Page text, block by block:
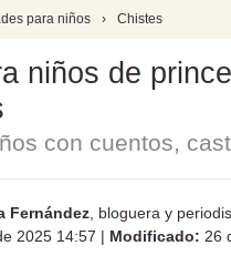
para niños › Chistes
niños de
con cuentos,
Fernández , bloguera y
2025 14:57 | Modificado: 26